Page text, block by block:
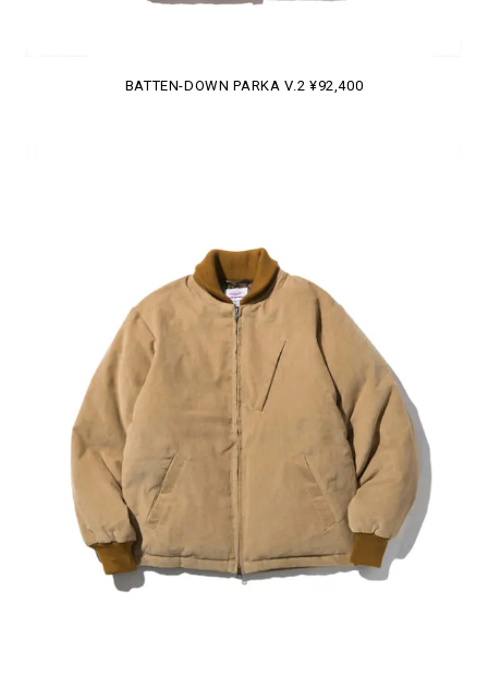
BATTEN-DOWN PARKA V.2 ¥92,400